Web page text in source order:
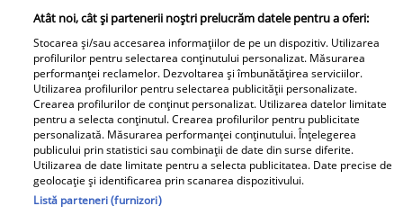
dorința de a privi spre noi orizonturi. În
plan profesional, apar oportunități care
îți permit să îți valorifici creativitatea și
spiritul de inițiativă. Unele discuții
purtate astăzi pot deschide drumul către
colaborări avantajoase. În relațiile
personale, vei avea parte de susținerea
Atât noi, cât și partenerii noștri prelucrăm datele pentru a oferi:
Stocarea și/sau accesarea informațiilor de pe un dispozitiv. Utilizarea
profilurilor pentru selectarea conținutului personalizat. Măsurarea
performanței reclamelor. Dezvoltarea și îmbunătățirea serviciilor.
Utilizarea profilurilor pentru selectarea publicității personalizate.
Crearea profilurilor de conținut personalizat. Utilizarea datelor limitate
pentru a selecta conținutul. Crearea profilurilor pentru publicitate
personalizată. Măsurarea performanței conținutului. Înțelegerea
publicului prin statistici sau combinații de date din surse diferite.
Utilizarea de date limitate pentru a selecta publicitatea. Date precise de
geolocație și identificarea prin scanarea dispozitivului.
Listă parteneri (furnizori)